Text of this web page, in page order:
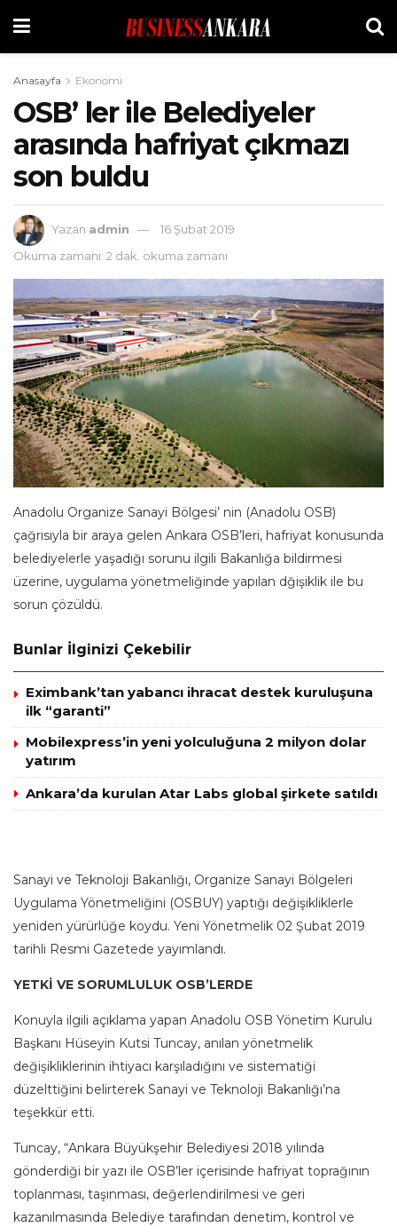
Anasayfa Ekonomi
OSB’ ler ile Belediyeler
arasında hafriyat çıkmazı
son buldu
Yazan admin
16 Şubat 2019
Okuma zamanı: 2 dak. okuma zamanı
Anadolu Organize Sanayi Bölgesi’ nin (Anadolu OSB)
çağrısıyla bir araya gelen Ankara OSB’leri, hafriyat konusunda
belediyelerle yaşadığı sorunu ilgili Bakanlığa bildirmesi
üzerine, uygulama yönetmeliğinde yapılan dğişiklik ile bu
sorun çözüldü.
Bunlar İlginizi Çekebilir
Eximbank’tan yabancı ihracat destek kuruluşuna
ilk “garanti”
Mobilexpress’in yeni yolculuğuna 2 milyon dolar
yatırım
Ankara’da kurulan Atar Labs global şirkete satıldı
Sanayi ve Teknoloji Bakanlığı, Organize Sanayi Bölgeleri
Uygulama Yönetmeliğini (OSBUY) yaptığı değişikliklerle
yeniden yürürlüğe koydu. Yeni Yönetmelik 02 Şubat 2019
tarihli Resmi Gazetede yayımlandı.
YETKİ VE SORUMLULUK OSB’LERDE
Konuyla ilgili açıklama yapan Anadolu OSB Yönetim Kurulu
Başkanı Hüseyin Kutsi Tuncay, anılan yönetmelik
değişikliklerinin ihtiyacı karşıladığını ve sistematiği
düzelttiğini belirterek Sanayi ve Teknoloji Bakanlığı’na
teşekkür etti.
Tuncay, “Ankara Büyükşehir Belediyesi 2018 yılında
gönderdiği bir yazı ile OSB’ler içerisinde hafriyat toprağının
toplanması, taşınması, değerlendirilmesi ve geri
kazanılmasında Belediye tarafından denetim, kontrol ve